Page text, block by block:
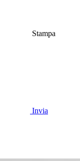
Stampa
Invia